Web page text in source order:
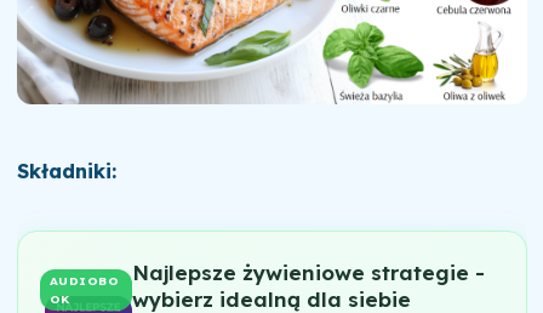
Składniki:
AUDIOBO
OK
Najlepsze żywieniowe strategie -
wybierz idealną dla siebie